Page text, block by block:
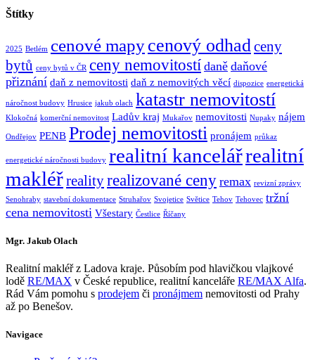
Štítky
2025 Betlém cenové mapycenový odhadceny
bytů ceny bytů v ČR ceny nemovitostí daně daňové
přiznání daň z nemovitosti daň z nemovitých věcí dispozice energetická
náročnost budovy Hrusice jakub olach katastr nemovitostí
Klokočná komerční nemovitost Ladův kraj Mukařov nemovitosti Nupaky nájem
Ondřejov PENB Prodej nemovitosti pronájem průkaz
energetické náročnosti budovy realitní kancelářrealitní
makléřrealityrealizované ceny remax revizní zprávy
Senohraby stavební dokumentace Struhařov Svojetice Světice Tehov Tehovec tržní
cena nemovitosti Všestary Čestlice Říčany
Mgr. Jakub Olach
Realitní makléř z Ladova kraje. Působím pod hlavičkou vlajkové
lodě RE/MAX v České republice, realitní kanceláře RE/MAX Alfa.
Rád Vám pomohu s prodejem či pronájmem nemovitosti od Prahy
až po Benešov.
Navigace